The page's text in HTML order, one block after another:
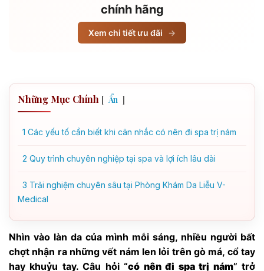
chính hãng
Xem chi tiết ưu đãi →
Những Mục Chính [ Ẩn ]
1 Các yếu tố cần biết khi cân nhắc có nên đi spa trị nám
2 Quy trình chuyên nghiệp tại spa và lợi ích lâu dài
3 Trải nghiệm chuyên sâu tại Phòng Khám Da Liễu V-
Medical
Nhìn vào làn da của mình mỗi sáng, nhiều người bất
chợt nhận ra những vết nám len lỏi trên gò má, cổ tay
hay khuỷu tay. Câu hỏi “có nên đi spa trị nám” trở